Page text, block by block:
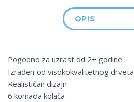
OPIS
Pogodno za uzrast od 2+ godine
Izrađen od visokokvalitetnog drveta
Realističan dizajn
6 komada kolača